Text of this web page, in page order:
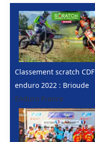
Classement scratch CDF
enduro 2022 : Brioude
Enduro France